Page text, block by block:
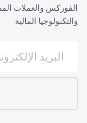
الفوركس والعملات
والتكنولوجيا المالية